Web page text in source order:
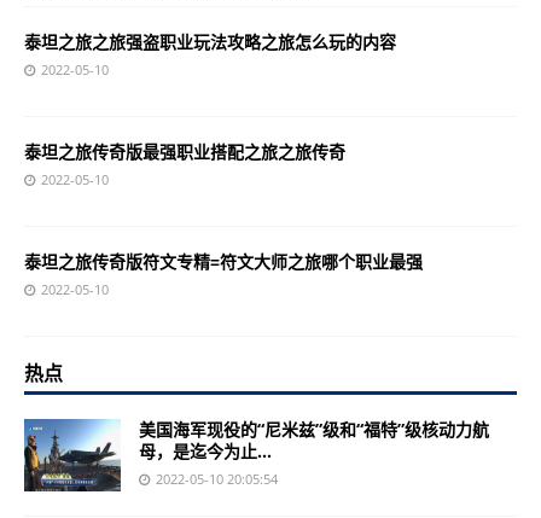
泰坦之旅之旅强盗职业玩法攻略之旅怎么玩的内容
2022-05-10
泰坦之旅传奇版最强职业搭配之旅之旅传奇
2022-05-10
泰坦之旅传奇版符文专精=符文大师之旅哪个职业最强
2022-05-10
热点
美国海军现役的“尼米兹”级和“福特”级核动力航
母，是迄今为止...
2022-05-10 20:05:54